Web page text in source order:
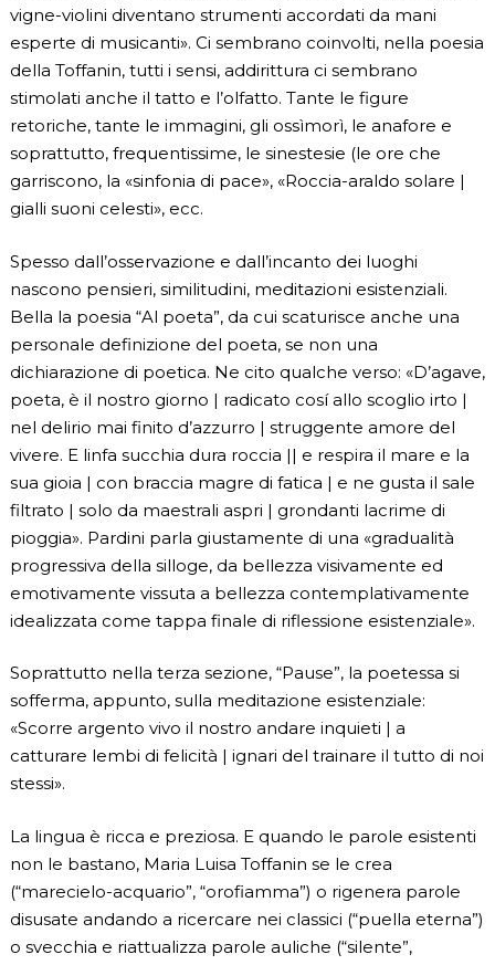
vigne-violini diventano strumenti accordati da mani
esperte di musicanti». Ci sembrano coinvolti, nella poesia
della Toffanin, tutti i sensi, addirittura ci sembrano
stimolati anche il tatto e l’olfatto. Tante le figure
retoriche, tante le immagini, gli ossìmorì, le anafore e
soprattutto, frequentissime, le sinestesie (le ore che
garriscono, la «sinfonia di pace», «Roccia-araldo solare |
gialli suoni celesti», ecc.
Spesso dall’osservazione e dall’incanto dei luoghi
nascono pensieri, similitudini, meditazioni esistenziali.
Bella la poesia “Al poeta”, da cui scaturisce anche una
personale definizione del poeta, se non una
dichiarazione di poetica. Ne cito qualche verso: «D’agave,
poeta, è il nostro giorno | radicato cosí allo scoglio irto |
nel delirio mai finito d’azzurro | struggente amore del
vivere. E linfa succhia dura roccia || e respira il mare e la
sua gioia | con braccia magre di fatica | e ne gusta il sale
filtrato | solo da maestrali aspri | grondanti lacrime di
pioggia». Pardini parla giustamente di una «gradualità
progressiva della silloge, da bellezza visivamente ed
emotivamente vissuta a bellezza contemplativamente
idealizzata come tappa finale di riflessione esistenziale».
Soprattutto nella terza sezione, “Pause”, la poetessa si
sofferma, appunto, sulla meditazione esistenziale:
«Scorre argento vivo il nostro andare inquieti | a
catturare lembi di felicità | ignari del trainare il tutto di noi
stessi».
La lingua è ricca e preziosa. E quando le parole esistenti
non le bastano, Maria Luisa Toffanin se le crea
(“marecielo-acquario”, “orofiamma”) o rigenera parole
disusate andando a ricercare nei classici (“puella eterna”)
o svecchia e riattualizza parole auliche (“silente”,